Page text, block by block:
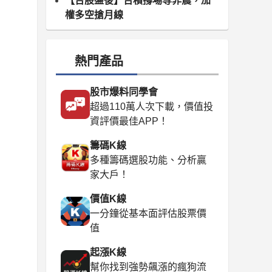
權多空搶月線
熱門產品
股市爆料同學會
超過110萬人次下載，價值投
資評價最佳APP！
籌碼K線
多種籌碼選股功能、分析贏
家大戶！
價值K線
一分鐘從基本面評估股票價
值
起漲K線
幫你找到強勢飆漲的瘋狗流